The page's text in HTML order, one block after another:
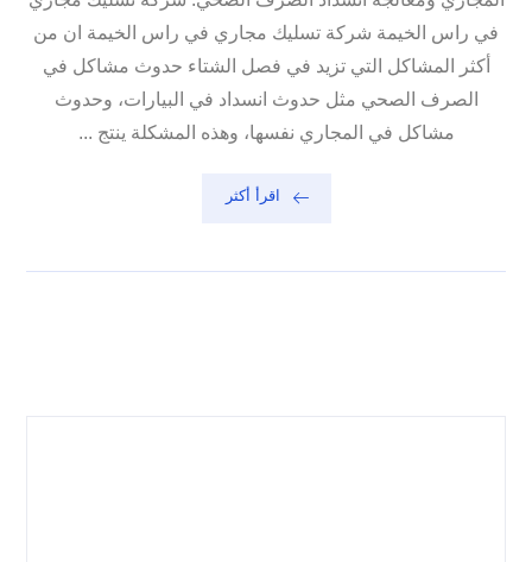
في راس الخيمة شركة تسليك مجاري في راس الخيمة ان من
أكثر المشاكل التي تزيد في فصل الشتاء حدوث مشاكل في
الصرف الصحي مثل حدوث انسداد في البيارات، وحدوث
مشاكل في المجاري نفسها، وهذه المشكلة ينتج ...
اقرأ أكثر